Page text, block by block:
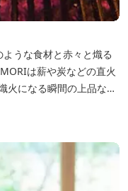
火になる瞬間の上品な香
な牛肉を塊でじっくり
細さと豪快さをコース
スで活躍するシェフ・手